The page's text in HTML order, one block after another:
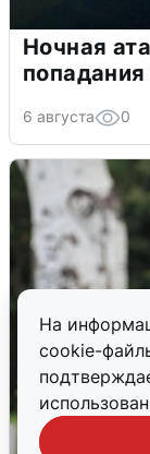
На
cookie-
Ночная
6 августа 0